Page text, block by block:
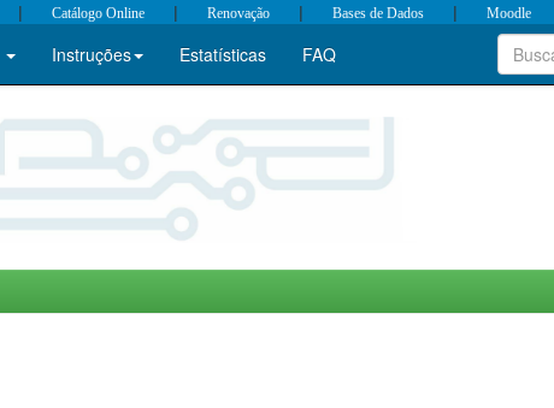
| Catálogo Online | Renovação | Bases de Dados | Moodle
Instruções Estatísticas FAQ